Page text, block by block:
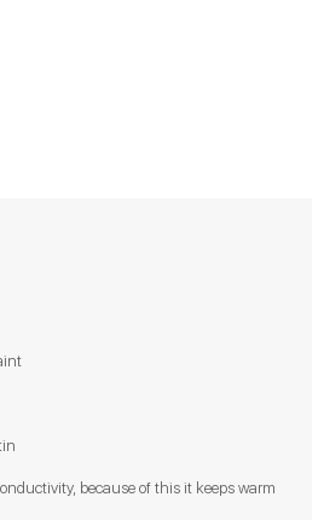
because of this it keeps warm